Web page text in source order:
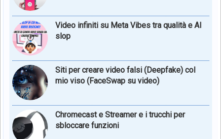
Video infiniti su Meta Vibes tra qualità e AI
slop
Siti per creare video falsi (Deepfake) col
mio viso (FaceSwap su video)
Chromecast e Streamer e i trucchi per
sbloccare funzioni